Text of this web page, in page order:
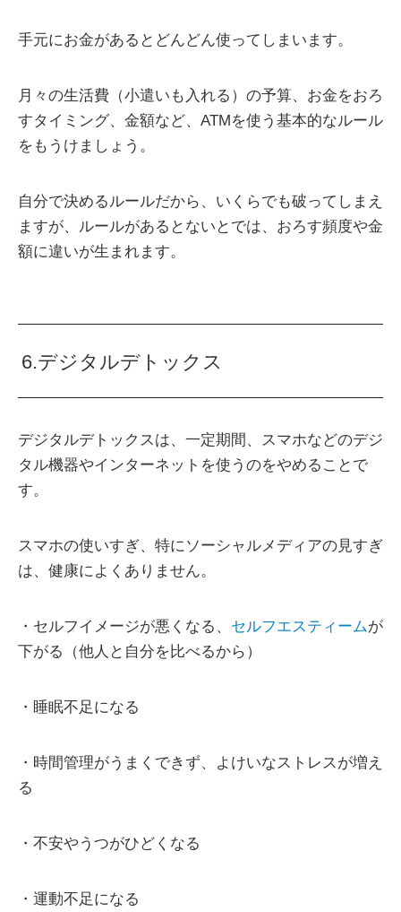
手元にお金があるとどんどん使ってしまいます。
月々の生活費（小遣いも入れる）の予算、お金をおろ
すタイミング、金額など、ATMを使う基本的なルール
をもうけましょう。
自分で決めるルールだから、いくらでも破ってしまえ
ますが、ルールがあるとないとでは、おろす頻度や金
額に違いが生まれます。
6.デジタルデトックス
デジタルデトックスは、一定期間、スマホなどのデジ
タル機器やインターネットを使うのをやめることで
す。
スマホの使いすぎ、特にソーシャルメディアの見すぎ
は、健康によくありません。
・セルフイメージが悪くなる、 セルフエスティームが
下がる（他人と自分を比べるから）
・睡眠不足になる
・時間管理がうまくできず、よけいなストレスが増え
る
・不安やうつがひどくなる
・運動不足になる